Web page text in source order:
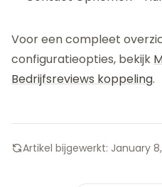
Voor een compleet
configuratieopties, bekijk
Bedrijfsreviews koppeling.
Artikel bijgewerkt: January